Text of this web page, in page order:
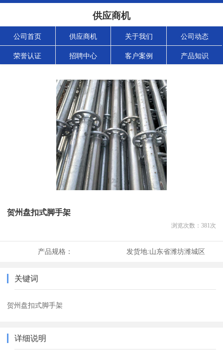
供应商机
公司首页 供应商机 关于我们 公司动态
荣誉认证 招聘中心 客户案例 产品知识
贺州盘扣式脚手架
浏览次数： 381次
产品规格： 发货地:山东省潍坊潍城区
关键词
贺州盘扣式脚手架
详细说明